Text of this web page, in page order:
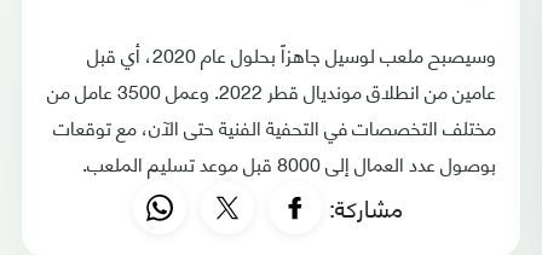
وسيصبح ملعب لوسيل جاهزاً بحلول عام 2020، أي قبل
عامين من انطلاق مونديال قطر 2022. وعمل 3500 عامل من
مختلف التخصصات في التحفية الفنية حتى الآن، مع توقعات
بوصول عدد العمال إلى 8000 قبل موعد تسليم الملعب.
مشاركة: